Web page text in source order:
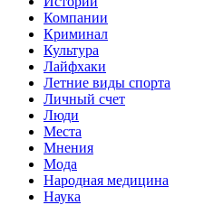
Компании
Криминал
Культура
Лайфхаки
Летние виды спорта
Личный счет
Люди
Места
Мнения
Мода
Народная медицина
Наука